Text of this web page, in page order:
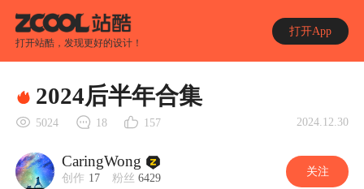
打开站酷，发现更好的设计！
打开App
2024后半年合集
5024 18 157 2024.12.30
CaringWong
创作 17 粉丝 6429 关注